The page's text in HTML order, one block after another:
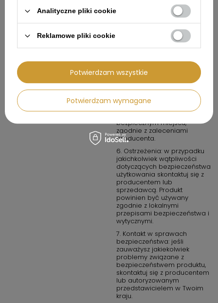
4. W przypadku produktów
potencjalnie
niebezpiecznych: przechowuj
w miejscach dobrze
wentylowanych i z dala od
5. Konserwacja i
przechowywanie: regularnie
sprawdzaj produkt pod
kątem zużycia lub uszkodzeń.
Nie używaj produktu, jeśli jest
uszkodzony. Przechowuj
produkt w suchym,
bezpiecznym miejscu,
zgodnie z zaleceniami
producenta.
6. Ostrzeżenia: w przypadku
jakichkolwiek wątpliwości
dotyczących bezpieczeństwa
użytkowania skontaktuj się z
producentem lub
sprzedawcą. Produkt
powinien być używany
zgodnie z lokalnymi
przepisami bezpieczeństwa i
wytycznymi.
7. Kontakt w sprawach
bezpieczeństwa: jeśli
zauważysz jakiekolwiek
problemy związane z
bezpieczeństwem produktu,
skontaktuj się z producentem
lub autoryzowanym
przedstawicielem w Twoim
kraju.
Analityczne pliki cookie
Reklamowe pliki cookie
Potwierdzam wymagane
Potwierdzam wszystkie